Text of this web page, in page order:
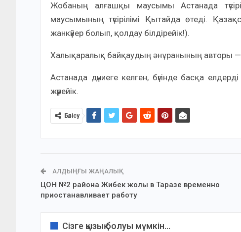
Жобаның алғашқы маусымы Астанада
маусымының түсірілімі Қытайда өтеді.
жанкүйер болып, қолдау білдірейік!).
Халықаралық байқаудың әнұранының авторы
Астанада дүниеге келген, бүгінде басқа
жүрейік.
Бөлісу
АЛДЫҢҒЫ ЖАҢАЛЫҚ
ЦОН №2 района Жибек жолы в Таразе временно
приостанавливает работу
Сізге қызық болуы мүмкін...